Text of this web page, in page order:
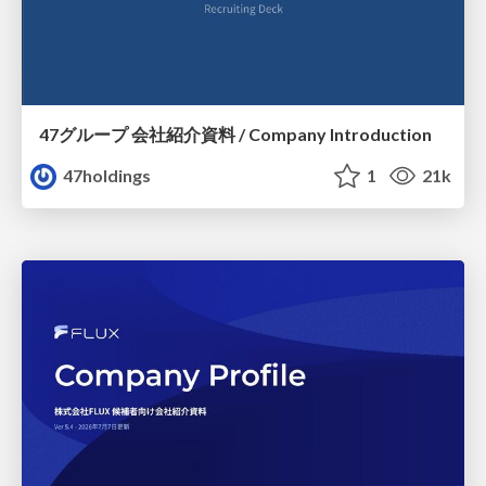
47グループ 会社紹介資料 / Company Introduction
47holdings
1 21k